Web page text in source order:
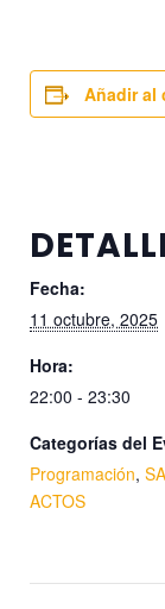
Añadir al
Fecha:
11 octubre, 2025
Hora:
22:00 - 23:30
Categorías del
Programación,
ACTOS